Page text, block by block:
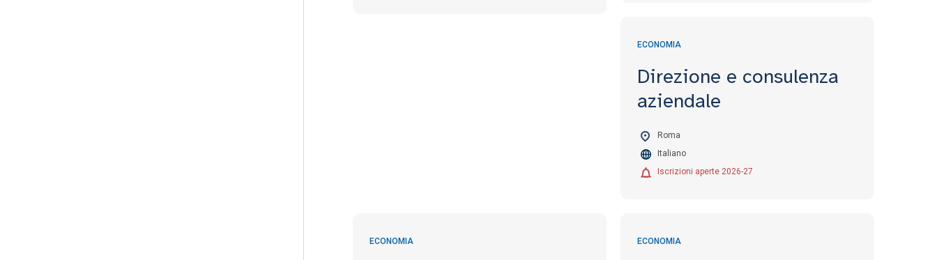
ECONOMIA
Direzione e consulenza
aziendale
Roma
Italiano
Iscrizioni aperte 2026-27
ECONOMIA ECONOMIA